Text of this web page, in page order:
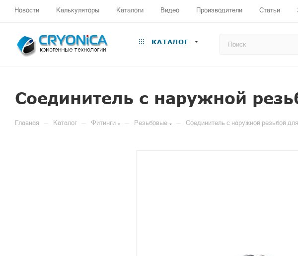
Новости Калькуляторы Каталоги Видео Производители Статьи
КАТАЛОГ
Соединитель с наружной
Главная — Каталог — Фитинги — Резьбовые — Соединитель с наружной резьбой